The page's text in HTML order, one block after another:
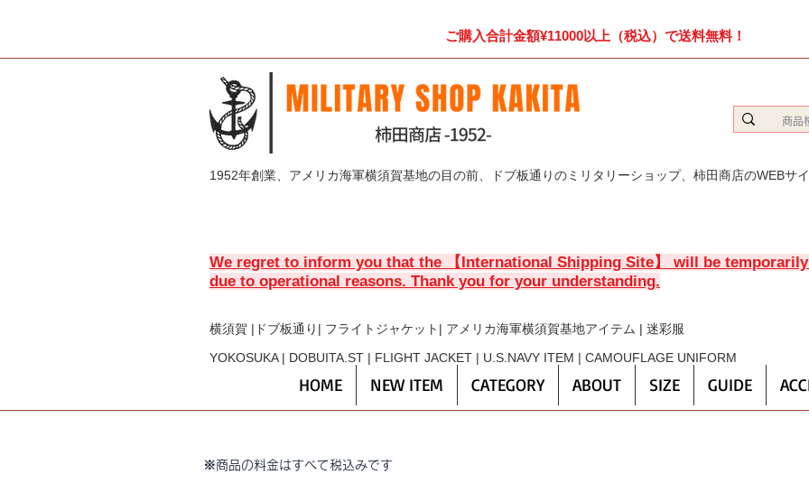
ご購入合計金額¥11000以上（税込）で送料無料！
1952年創業、アメリカ海軍横須賀基地の目の前、ドブ板通りのミリタリーショップ、柿田商店のWEBサイ
We regret to inform you that the 【International Shipping Site】 will be
due to operational reasons. Thank you for your understanding.
横須賀 |ドブ板通り| フライト ジャケット| アメリカ海軍横須賀基地アイテム | 迷彩服
YOKOSUKA | DOBUITA.ST | FLIGHT JACKET | U.S.NAVY ITEM | CAMOUFLAGE UNIFORM
HOME NEW ITEM CATEGORY ABOUT SIZE GUIDE
※商品の料金はすべて税込みです